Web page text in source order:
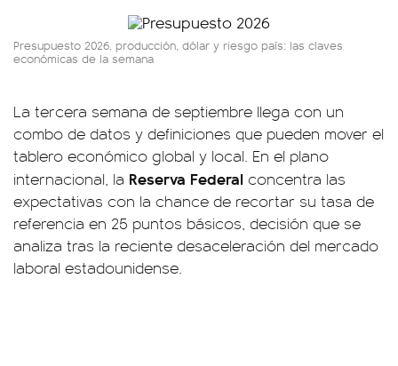
Presupuesto 2026, producción, dólar y riesgo país: las claves
económicas de la semana
La tercera semana de septiembre llega con un
combo de datos y definiciones que pueden mover el
tablero económico global y local. En el plano
internacional, la Reserva Federal concentra las
expectativas con la chance de recortar su tasa de
referencia en 25 puntos básicos, decisión que se
analiza tras la reciente desaceleración del mercado
laboral estadounidense.